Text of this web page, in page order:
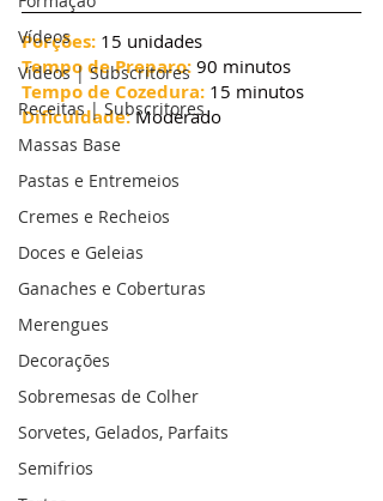
Vídeos
Vídeos | Subscritores
Receitas | Subscritores
Massas Base
Pastas e Entremeios
Cremes e Recheios
Doces e Geleias
Ganaches e Coberturas
Merengues
Decorações
Sobremesas de Colher
Sorvetes, Gelados, Parfaits
Semifrios
Porções: 15 unidades
Tempo de Preparo: 90 minutos
Tempo de Cozedura: 15 minutos
Dificuldade: Moderado